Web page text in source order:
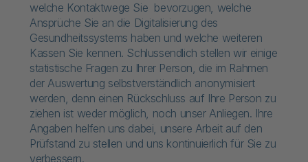
welche Kontaktwege Sie bevorzugen, welche
Ansprüche Sie an die Digitalisierung des
Gesundheitssystems haben und welche weiteren
Kassen Sie kennen. Schlussendlich stellen wir einige
statistische Fragen zu Ihrer Person, die im Rahmen
der Auswertung selbstverständlich anonymisiert
werden, denn einen Rückschluss auf Ihre Person zu
ziehen ist weder möglich, noch unser Anliegen. Ihre
Angaben helfen uns dabei, unsere Arbeit auf den
Prüfstand zu stellen und uns kontinuierlich für Sie zu
verbessern.